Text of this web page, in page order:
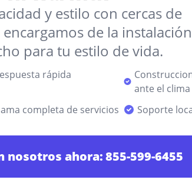
y estilo con cercas de
de la
para tu estilo de vida.
rápida
ante el clima
completa de servicios Soporte
nosotros ahora:855-599-6455